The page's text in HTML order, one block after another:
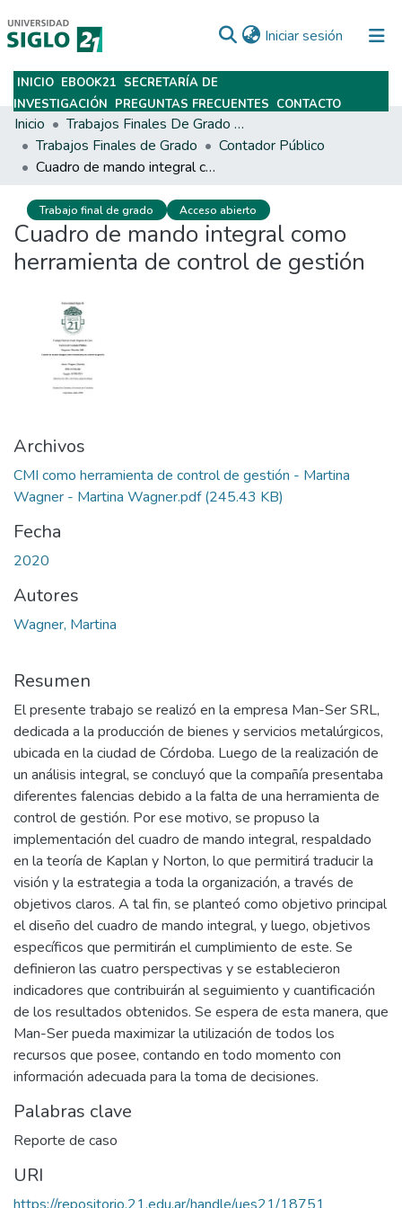
Iniciar sesión (current)
Subir
INICIO EBOOK21 SECRETARÍA DE
INVESTIGACIÓN PREGUNTAS FRECUENTES CONTACTO
Inicio
Trabajos Finales De Grado Y Posgrado
Trabajos Finales de Grado
Contador Público
Cuadro de mando integral como herramienta de control de gestión
Trabajo final de grado Acceso abierto
Cuadro de mando integral como
herramienta de control de gestión
Archivos
CMI como herramienta de control de gestión - Martina
Wagner - Martina Wagner.pdf(245.43 KB)
Fecha
2020
Autores
Wagner, Martina
Resumen
El presente trabajo se realizó en la empresa Man-Ser SRL,
dedicada a la producción de bienes y servicios metalúrgicos,
ubicada en la ciudad de Córdoba. Luego de la realización de
un análisis integral, se concluyó que la compañía presentaba
diferentes falencias debido a la falta de una herramienta de
control de gestión. Por ese motivo, se propuso la
implementación del cuadro de mando integral, respaldado
en la teoría de Kaplan y Norton, lo que permitirá traducir la
visión y la estrategia a toda la organización, a través de
objetivos claros. A tal fin, se planteó como objetivo principal
el diseño del cuadro de mando integral, y luego, objetivos
específicos que permitirán el cumplimiento de este. Se
definieron las cuatro perspectivas y se establecieron
indicadores que contribuirán al seguimiento y cuantificación
de los resultados obtenidos. Se espera de esta manera, que
Man-Ser pueda maximizar la utilización de todos los
recursos que posee, contando en todo momento con
información adecuada para la toma de decisiones.
Palabras clave
Reporte de caso
URI